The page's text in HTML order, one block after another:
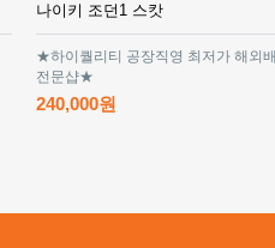
나이키 조던1 스캇
★하이퀄리티 공장직영 최저가 해외
전문샵★
240,000원